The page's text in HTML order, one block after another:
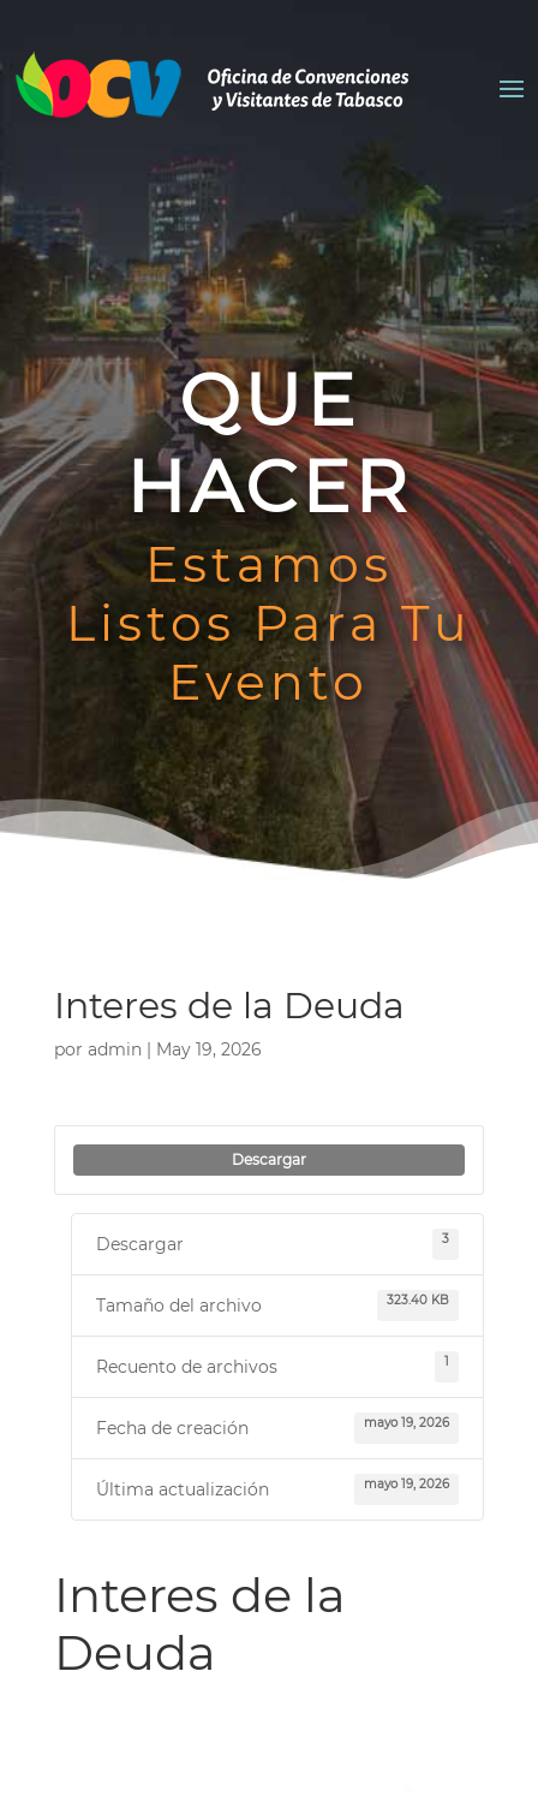
QUE
HACER
Estamos
Listos Para Tu
Evento
Interes de la Deuda
por admin| May 19, 2026
Descargar
Descargar 3
Tamaño del archivo 323.40 KB
Recuento de archivos 1
Fecha de creación mayo 19, 2026
Última actualización mayo 19, 2026
Interes de la
Deuda